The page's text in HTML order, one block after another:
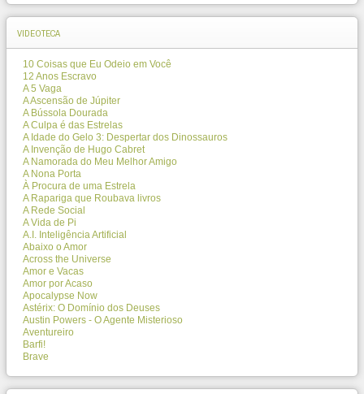
VIDEOTECA
10 Coisas que Eu Odeio em Você
12 Anos Escravo
A 5 Vaga
A Ascensão de Júpiter
A Bússola Dourada
A Culpa é das Estrelas
A Idade do Gelo 3: Despertar dos Dinossauros
A Invenção de Hugo Cabret
A Namorada do Meu Melhor Amigo
A Nona Porta
À Procura de uma Estrela
A Rapariga que Roubava livros
A Rede Social
A Vida de Pi
A.I. Inteligência Artificial
Abaixo o Amor
Across the Universe
Amor e Vacas
Amor por Acaso
Apocalypse Now
Astérix: O Domínio dos Deuses
Austin Powers - O Agente Misterioso
Aventureiro
Barfi!
Brave